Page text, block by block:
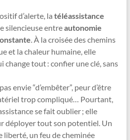
d’alerte, la téléassistance
silencieuse entreautonomie
. À la croisée des chemins
et la chaleur humaine, elle
change tout : confier une clé, sans
envie “d’embêter”, peur d’être
trop compliqué… Pourtant,
se fait oublier ; elle
déployer tout son potentiel. Un
un feu de cheminée